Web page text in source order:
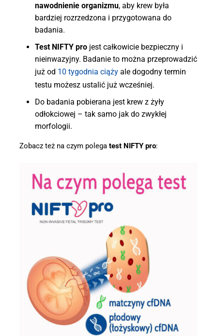
nawodnienie organizmu, aby krew była
bardziej rozrzedzona i przygotowana do
badania.
Test NIFTY pro jest całkowicie bezpieczny i
nieinwazyjny. Badanie to można przeprowadzić
już od 10 tygodnia ciąży ale dogodny termin
testu możesz ustalić już wcześniej.
Do badania pobierana jest krew z żyły
odłokciowej – tak samo jak do zwykłej
morfologii.
Zobacz też na czym polega test NIFTY pro: